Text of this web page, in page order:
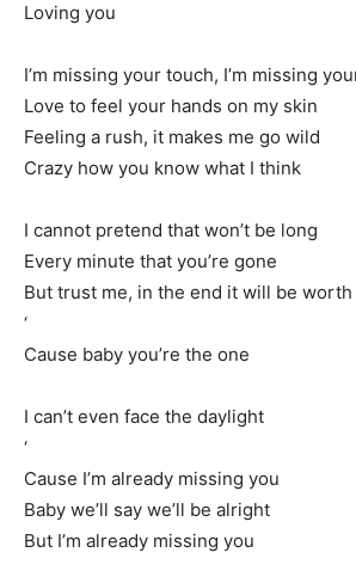
Loving you
I’m missing your touch, I’m missing
Love to feel your hands on my skin
Feeling a rush, it makes me go wild
Crazy how you know what I think
I cannot pretend that won’t be long
Every minute that you’re gone
But trust me, in the end it will be
‘
Cause baby you’re the one
I can’t even face the daylight
‘
Cause I’m already missing you
Baby we’ll say we’ll be alright
But I’m already missing you